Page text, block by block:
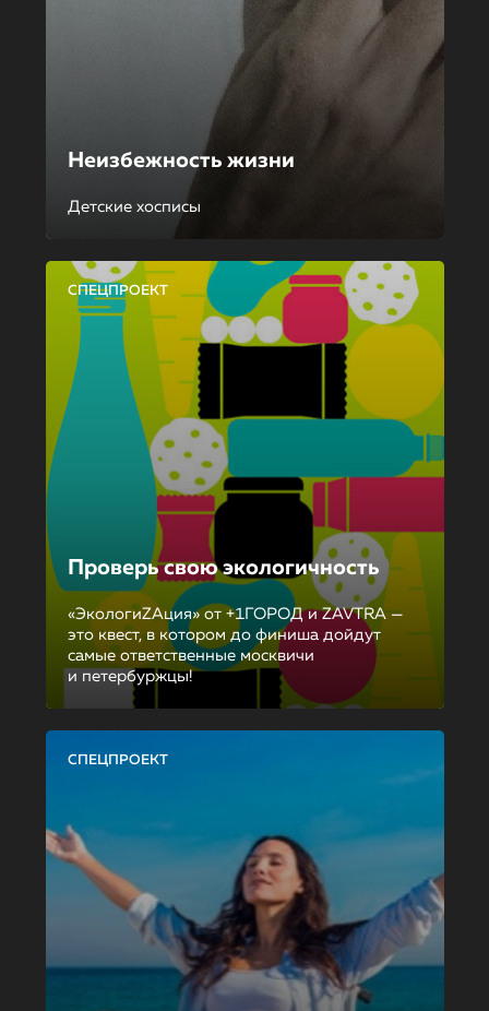
Неизбежность жизни
Детские хосписы
СПЕЦПРОЕКТ
Проверь свою экологичность
«ЭкологиZAция» от +1ГОРОД и ZAVTRA —
это квест, в котором до финиша дойдут
самые ответственные москвичи
и петербуржцы!
СПЕЦПРОЕКТ